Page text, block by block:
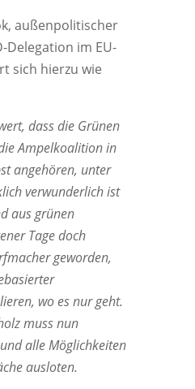
außenpolitischer
Delegation im EU-
sich hierzu wie
dass die Grünen
Ampelkoalition in
angehören, unter
verwunderlich ist
aus grünen
Tage doch
geworden,
wo es nur geht.
muss nun
alle Möglichkeiten
ausloten.